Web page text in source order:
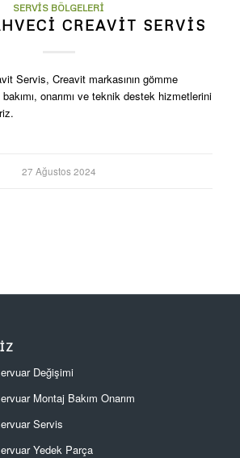
SERVIS BÖLGELERI
CREAVIT SERVIS
Servis, Creavit markasının gömme
onarımı ve teknik destek hizmetlerini
27 Ağustos 2024
Değişimi
Montaj Bakım Onarım
Servis
Yedek Parça